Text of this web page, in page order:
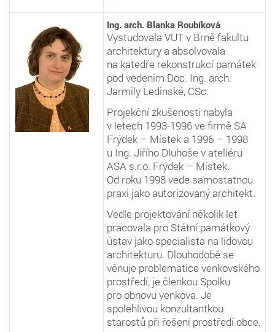
Ing. arch. Blanka Roubíková
Vystudovala VUT v Brně fakultu
architektury a absolvovala
na katedře rekonstrukcí památek
pod vedením Doc. Ing. arch.
Jarmily Ledinské, CSc.
Projekční zkušenosti nabyla
v letech 1993-1996 ve firmě SA
Frýdek – Místek a 1996 – 1998
u Ing. Jiřího Dluhoše v ateliéru
ASA s.r.o. Frýdek – Místek.
Od roku 1998 vede samostatnou
praxi jako autorizovaný architekt.
Vedle projektování několik let
pracovala pro Státní památkový
ústav jako specialista na lidovou
architekturu. Dlouhodobě se
věnuje problematice venkovského
prostředí, je členkou Spolku
pro obnovu venkova. Je
spolehlivou konzultantkou
starostů při řešení prostředí obce.